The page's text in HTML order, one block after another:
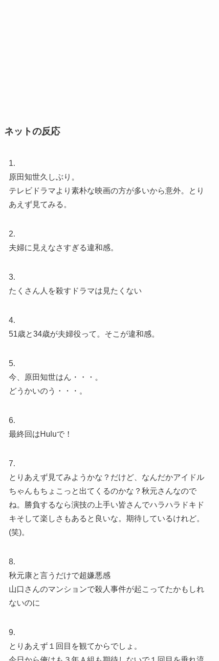
ネットの反応
1.
原田知世久しぶり。
テレビドラマより素朴な映画の方が多いから意外。とり
あえず見てみる。
2.
夫婦に見えなさすぎる違和感。
3.
たくさん人を殺すドラマは見たくない
4.
51歳と34歳が夫婦役って。そこが違和感。
5.
今、原田知世はん・・・。
どうかいのう・・・。
6.
最終回はHuluで！
7.
とりあえず見てみようかな？だけど、なんだかアイドル
ちゃんもちょこっと出てくるのかな？秋元さんなので
ね。勝負するなら演技の上手い皆さんでハラハラドキド
キそして楽しさもあると良いな。期待しているけれど。
(笑)。
8.
秋元康と言うだけで超嫌悪感
山口さんのマンションで殺人事件が起こってたかもしれ
ないのに
9.
とりあえず１回目を観てからでしょ。